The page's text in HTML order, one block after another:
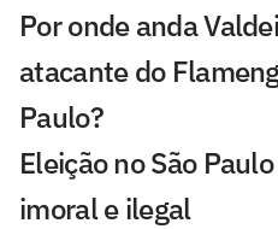
Por onde anda
atacante do
Paulo?
Eleição no São
imoral e ilegal